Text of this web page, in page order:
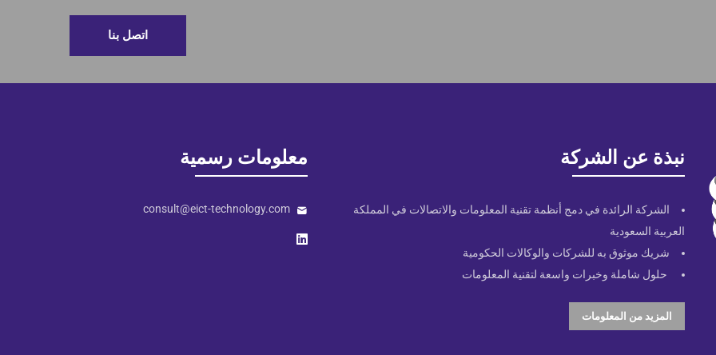
اتصل بنا
نبذة عن الشركة
الشركة الرائدة في دمج أنظمة تقنية المعلومات والاتصالات في المملكة
العربية السعودية
شريك موثوق به للشركات والوكالات الحكومية
حلول شاملة وخبرات واسعة لتقنية المعلومات
المزيد من المعلومات
معلومات رسمية
consult@eict-technology.com